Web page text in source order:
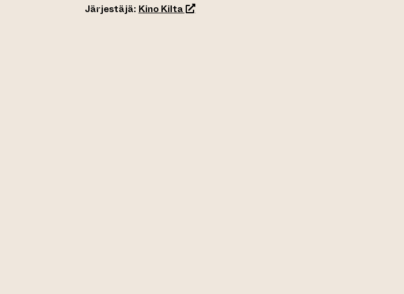
Järjestäjä: Kino Kilta(siirtyy toiseen verkkopalveluun)